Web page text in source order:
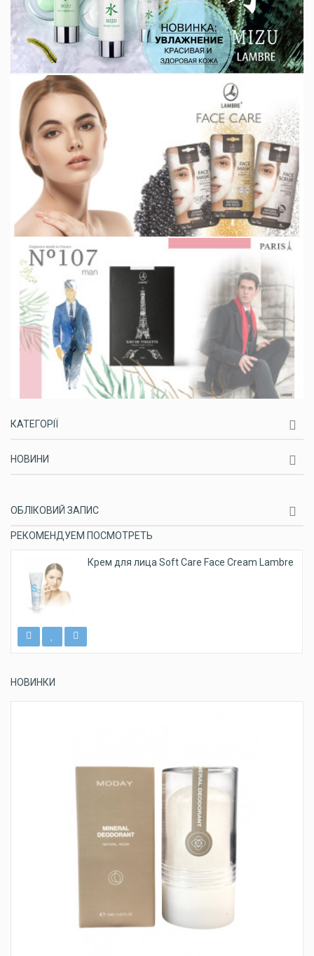
КАТЕГОРІЇ
НОВИНИ
ОБЛІКОВИЙ ЗАПИС
РЕКОМЕНДУЕМ ПОСМОТРЕТЬ
Крем для лица Soft Care Face Cream Lambre
НОВИНКИ